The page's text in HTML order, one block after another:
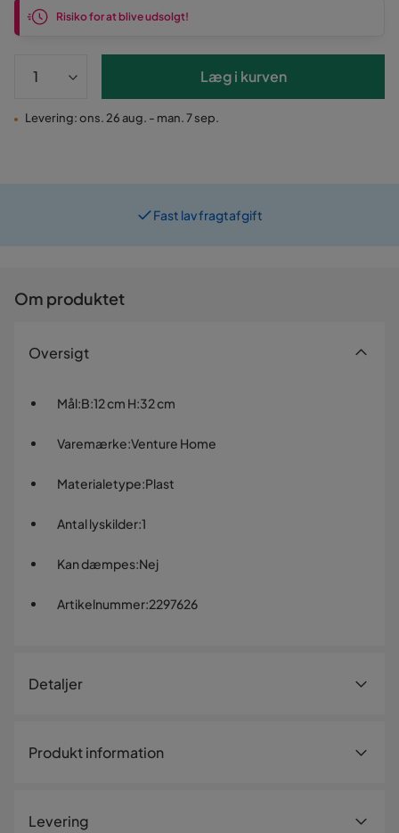
Risiko for at blive udsolgt!
Læg i kurven
Levering: ons. 26 aug. - man. 7 sep.
Fast lav fragtafgift
Om produktet
Oversigt
Mål:B:12 cm H:32 cm
Varemærke:Venture Home
Materialetype:Plast
Antal lyskilder:1
Kan dæmpes:Nej
Artikelnummer:2297626
Detaljer
Størrelse
Produkt information
Levering